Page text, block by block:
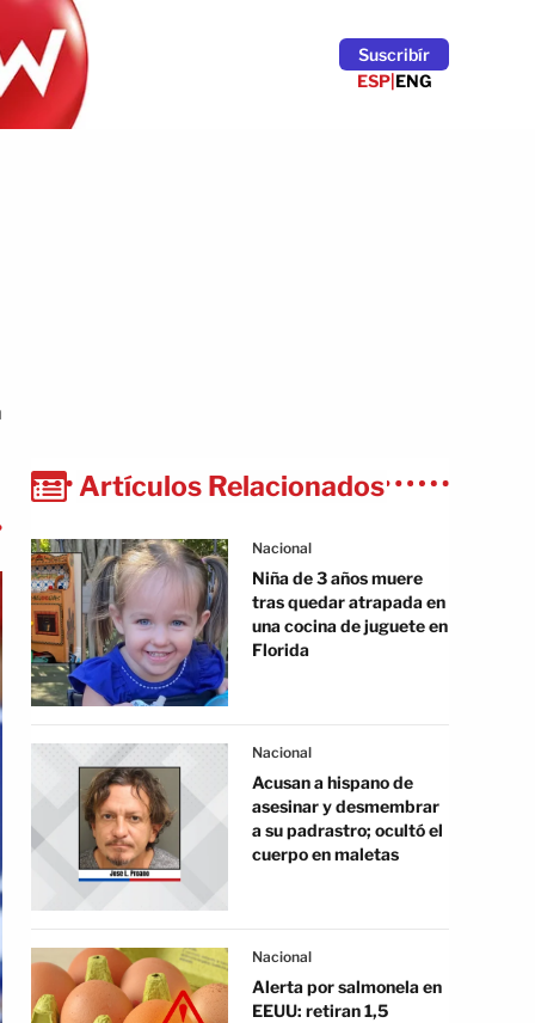
Suscribír
ESP|ENG
Artículos Relacionados
Nacional
Niña de 3 años muere
tras quedar atrapada en
una cocina de juguete en
Florida
Nacional
Acusan a hispano de
asesinar y desmembrar
a su padrastro; ocultó el
cuerpo en maletas
Nacional
Alerta por salmonela en
EEUU: retiran 1,5